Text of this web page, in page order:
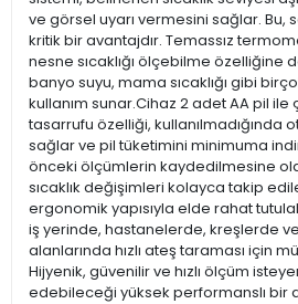
ve görsel uyarı vermesini sağlar. Bu,
kritik bir avantajdır. Temassız
nesne sıcaklığı ölçebilme özelliğine
banyo suyu, mama sıcaklığı gibi
kullanım sunar.Cihaz 2 adet AA pil ile
tasarrufu özelliği, kullanılmadığında
sağlar ve pil tüketimini minimuma
önceki ölçümlerin kaydedilmesine
sıcaklık değişimleri kolayca takip
ergonomik yapısıyla elde rahat
iş yerinde, hastanelerde, kreşlerde
alanlarında hızlı ateş taraması için
Hijyenik, güvenilir ve hızlı ölçüm
edebileceği yüksek performanslı bir